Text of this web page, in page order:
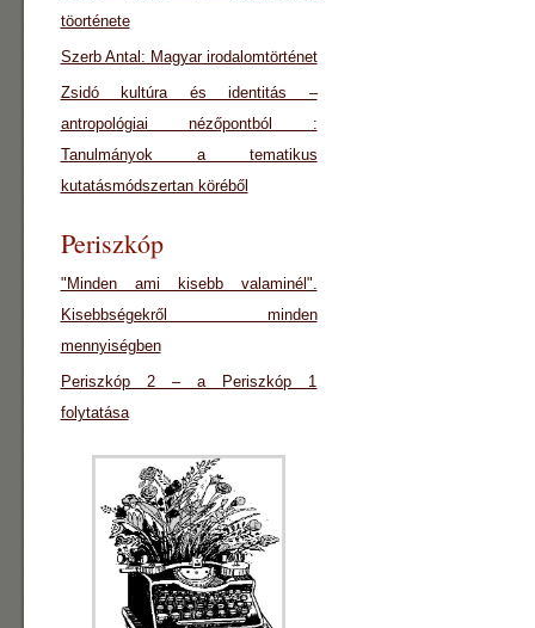
töorténete
Szerb Antal: Magyar irodalomtörténet
Zsidó kultúra és identitás –
antropológiai nézőpontból :
Tanulmányok a tematikus
kutatásmódszertan köréből
Periszkóp
"Minden ami kisebb valaminél".
Kisebbségekről minden
mennyiségben
Periszkóp 2 – a Periszkóp 1
folytatása